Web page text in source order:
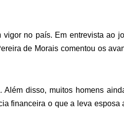
no país. Em entrevista ao
de Morais comentou os
disso, muitos homens
financeira o que a leva esposa